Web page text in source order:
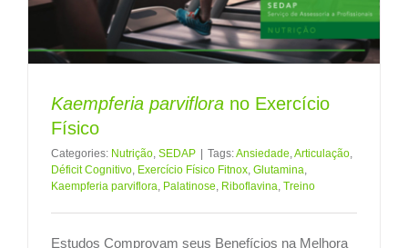
Kaempferia parviflora no Exercício
Físico
Categories: Nutrição SEDAP | Tags:Ansiedade Articulação
Déficit Cognitivo Exercício Físico Fitnox Glutamina
Kaempferia parviflora Palatinose Riboflavina Treino
Estudos Comprovam seus Benefícios na Melhora